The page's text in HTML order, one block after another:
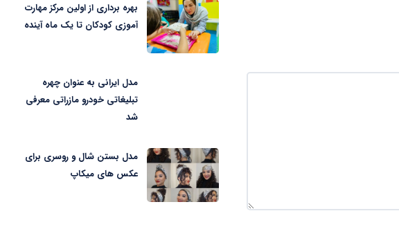
بهره برداری از اولین مرکز مهارت
آموزی کودکان تا یک ماه آینده
مدل ایرانی به عنوان چهره
تبلیغاتی خودرو مازراتی معرفی
شد
مدل بستن شال و روسری برای
عکس های میکاپ